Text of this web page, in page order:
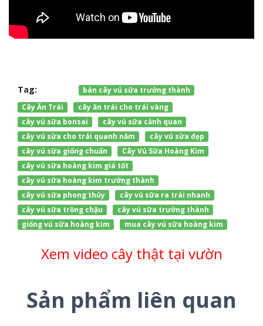
Tag:
bán cây vú sữa trưởng thành
Cây Ăn Trái
cây ăn trái cho trái vàng
cây vú sữa bonsai
cây vú sữa cảnh quan
cây vú sữa cho trái quanh năm
cây vú sữa đẹp
cây vú sữa giống chuẩn
Cây Vú Sữa Hoàng Kim
cây vú sữa hoàng kim giá tốt
cây vú sữa hoàng kim trưởng thành
cây vú sữa phong thủy
cây vú sữa ra trái nhanh
cây vú sữa trồng chậu
cây vú sữa trưởng thành
giống vú sữa hoàng kim
mua cây vú sữa hoàng kim
Xem video cây thật tại vườn
Sản phẩm liên quan